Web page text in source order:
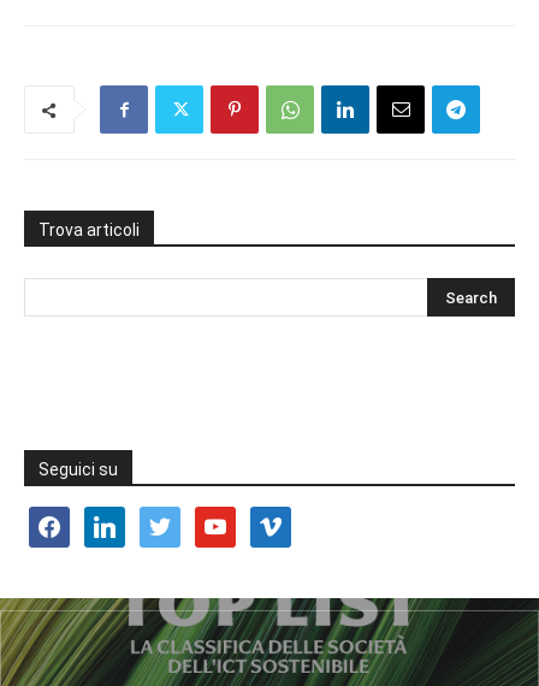
Trova articoli
Seguici su
facebooklinkedin twitter youtube vimeo